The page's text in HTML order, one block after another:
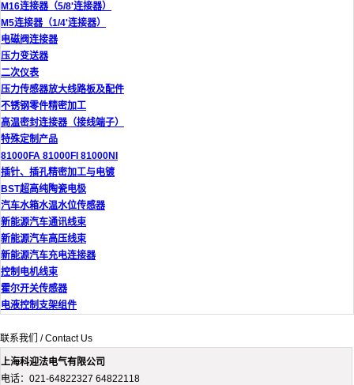
M16连接器（5/8'连接器）
M5连接器（1/4'连接器）
电磁阀连接器
压力变送器
二次仪表
压力传感器放大线路板及配件
不锈钢零件精密加工
高温密封连接器（接线端子）
特殊定制产品
81000FA 81000FI 81000NI
插针、插孔精密加工与电镀
BST超高纯陶瓷电极
汽车水箱水温水位传感器
新能源汽车通讯线束
新能源汽车高压线束
新能源汽车充电连接器
控制电机线束
霍尔开关传感器
电液控制支架组件
联系我们 / Contact Us
上海科迎法电气有限公司
电话：021-64822327 64822118